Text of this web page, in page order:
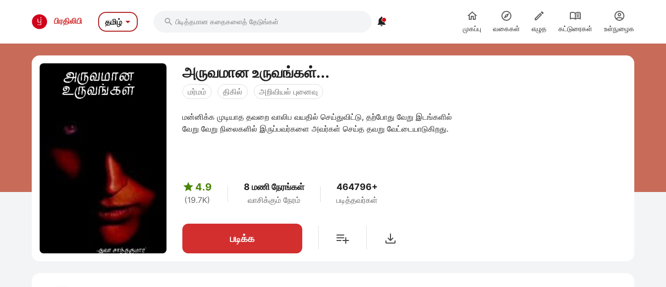
பிரதிலிபி தமிழ்  
முகப்பு வகைகள் எழுத கட்டுரைகள் உள்நுழைக
அருவமான உருவங்கள்...
மர்மம் திகில் அறிவியல் புனைவு
மன்னிக்க முடியாத தவறை வாலிப வயதில் செய்துவிட்டு, தற்போது வேறு இடங்களில்
வேறு வேறு நிலைகளில் இருப்பவர்களை அவர்கள் செய்த தவறு வேட்டையாடுகிறது.
 4.9
(19.7K)
8 மணி நேரங்கள்
வாசிக்கும் நேரம்
464796+
படித்தவர்கள்
படிக்க